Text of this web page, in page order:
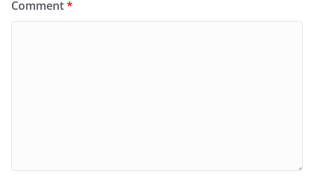
Comment*